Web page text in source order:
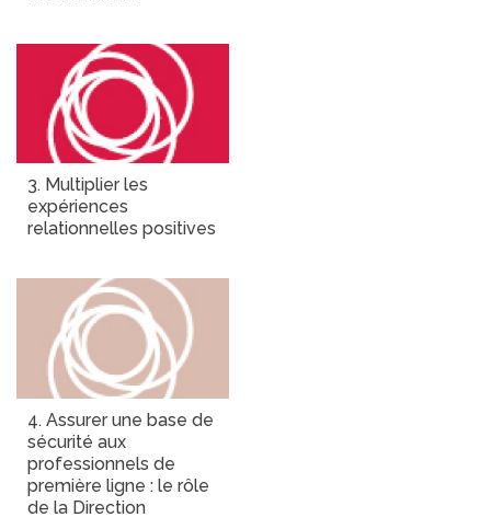
3. Multiplier les
expériences
relationnelles positives
4. Assurer une base de
sécurité aux
professionnels de
première ligne : le rôle
de la Direction